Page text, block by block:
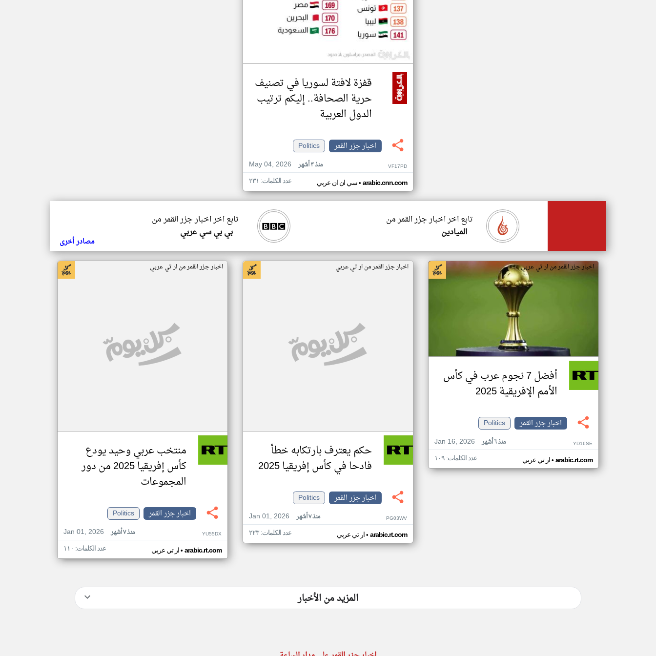
قفزة لافتة لسوريا في تصنيف
حرية الصحافة.. إليكم ترتيب
الدول العربية
اخبار جزر القمر
Politics
May 04, 2026
منذ ٣ أشهر VF17PD
سي ان ان عربي• arabic.cnn.com عدد الكلمات: ٢٣١
تابع اخر اخبار جزر القمر من
بي بي سي عربي
تابع اخر اخبار جزر القمر من
الميادين
مصادر أخرى
اخبار جزر القمر من ار تي عربي
أفضل 7 نجوم عرب في كأس
الأمم الإفريقية 2025
اخبار جزر القمر
Politics
Jan 16, 2026
منذ ٦ أشهر YD16SE
ار تي عربي• arabic.rt.com عدد الكلمات: ١٠٩
اخبار جزر القمر من ار تي عربي
حكم يعترف بارتكابه خطأ
فادحا في كأس إفريقيا 2025
اخبار جزر القمر
Politics
Jan 01, 2026
منذ ٧ أشهر PG03WV
ار تي عربي• arabic.rt.com عدد الكلمات: ٢٢٣
اخبار جزر القمر من ار تي عربي
منتخب عربي وحيد يودع
كأس إفريقيا 2025 من دور
المجموعات
اخبار جزر القمر
Politics
Jan 01, 2026
منذ ٧ أشهر YU55DX
ار تي عربي• arabic.rt.com عدد الكلمات: ١١٠
المزيد من الأخبار